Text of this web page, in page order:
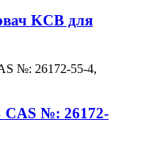
KCB для
CAS №: 26172-